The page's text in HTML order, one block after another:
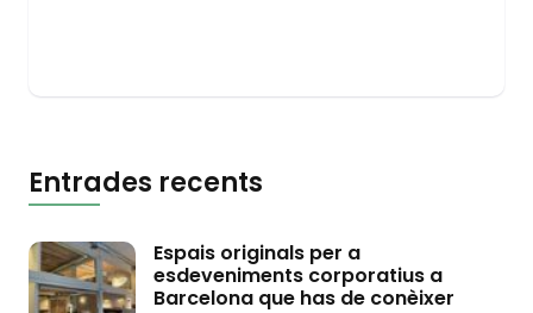
Entrades recents
Espais originals per a
esdeveniments corporatius a
Barcelona que has de conèixer